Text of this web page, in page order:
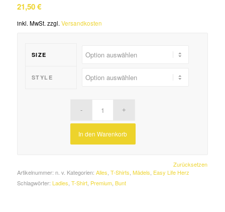
21,50€
inkl. MwSt. zzgl. Versandkosten
SIZE
STYLE
Zurücksetzen
In den Warenkorb
Artikelnummer: n. v. Kategorien: Alles T-Shirts Mädels Easy Life Herz
Schlagwörter: Ladies T-Shirt, Premium, Bunt